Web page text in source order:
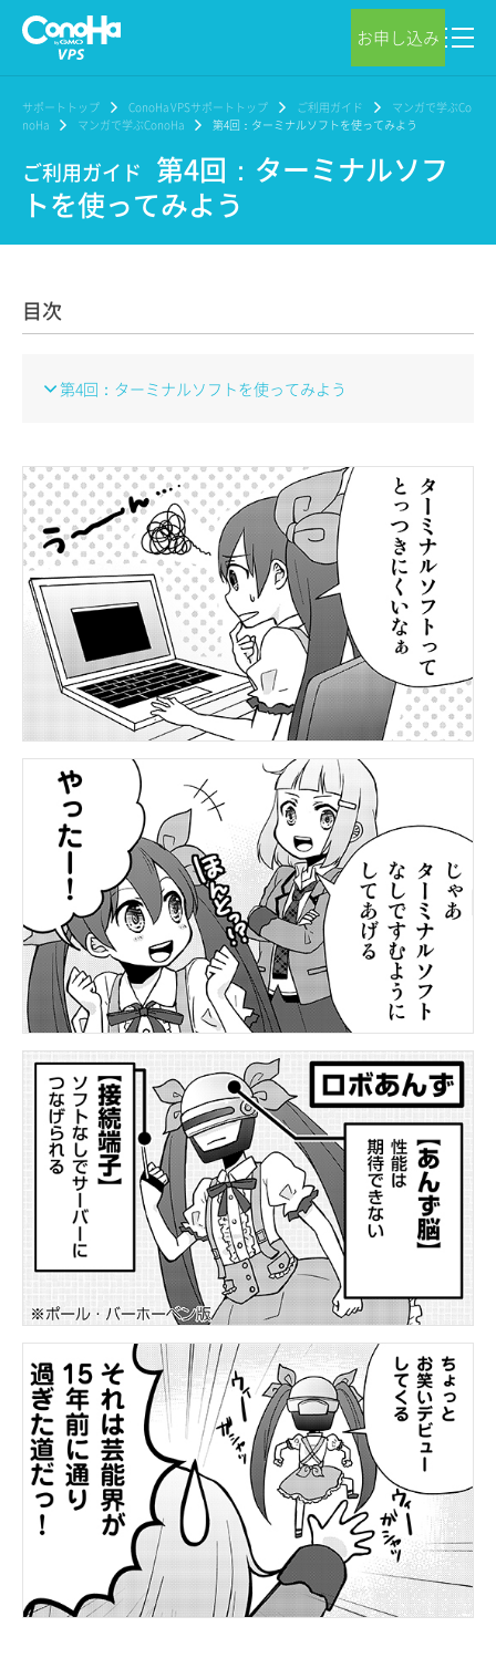
お申し込み
サポートトップ ConoHa VPSサポートトップ ご利用ガイド
マンガで学ぶCo
noHa
マンガで学ぶConoHa 第4回：ターミナルソフトを使ってみよう
ご利用ガイド 第4回：ターミナルソフ
トを使ってみよう
目次
第4回：ターミナルソフトを使ってみよう